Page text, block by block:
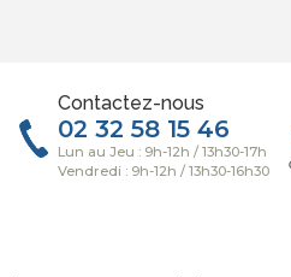
Contactez-nous